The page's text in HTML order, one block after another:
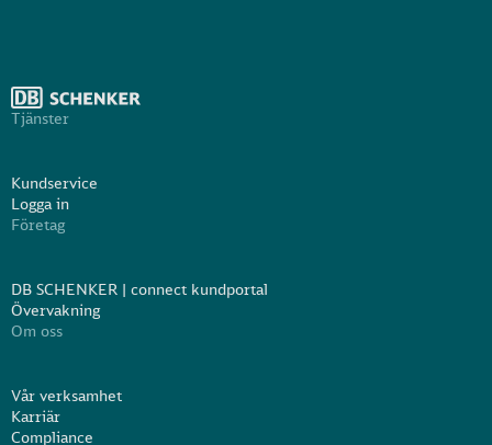
Tjänster
Kundservice
Logga in
Företag
DB SCHENKER | connect kundportal
Övervakning
Om oss
Vår verksamhet
Karriär
Compliance